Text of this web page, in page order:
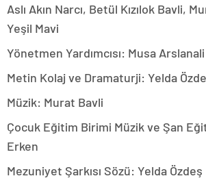
Aslı Akın Narcı, Betül Kızılok Bavli,
Yeşil Mavi
Yönetmen Yardımcısı: Musa Arslanali
Metin Kolaj ve Dramaturji: Yelda
Müzik: Murat Bavli
Çocuk Eğitim Birimi Müzik ve Şan
Erken
Mezuniyet Şarkısı Sözü: Yelda Özdeş